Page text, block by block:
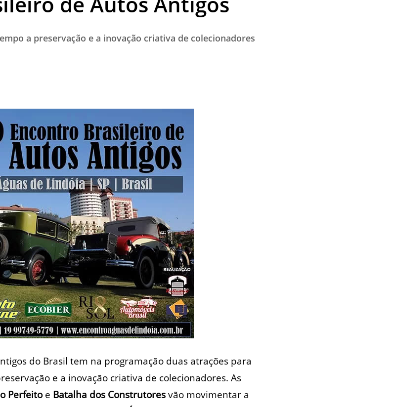
TESTADO E APROVADO
a preservação e a inovação criativa de colecionadores
do Brasil tem na programação duas atrações para
e a inovação criativa de colecionadores. As
Perfeitoe Batalha dos Construtoresvão movimentar a